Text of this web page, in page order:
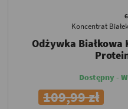
Koncentrat
Odżywka Białkowa
Dostępny -
109,99 zł